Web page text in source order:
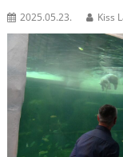
2025.05.23. Kiss